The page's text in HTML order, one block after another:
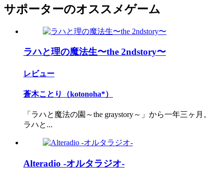
サポーターのオススメゲーム
ラハと理の魔法生〜the 2ndstory〜
レビュー
蒼木ことり（kotonoha*）
「ラハと魔法の園～the graystory～」から一年三ヶ月。
ラハと...
Alteradio -オルタラジオ-